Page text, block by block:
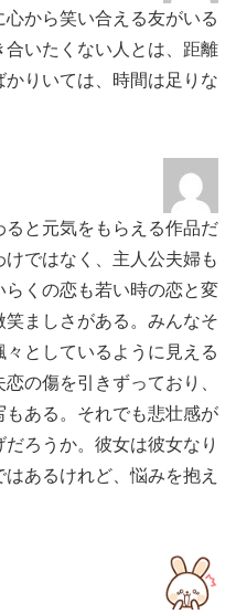
から笑い合える友がいる
いたくない人とは、距離
りいては、時間は足りな
と元気をもらえる作品だ
ではなく、主人公夫婦も
くの恋も若い時の恋と変
ましさがある。みんなそ
としているように見える
の傷を引きずっており、
ある。それでも悲壮感が
ろうか。彼女は彼女なり
あるけれど、悩みを抱え